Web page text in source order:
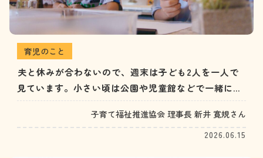
育児のこと
夫と休みが合わないので、週末は子ども2人を一人で
見ています。小さい頃は公園や児童館などで一緒に遊
べていましたが、大きくなるにつれ、どう過ごしてあ
げるのが良いのか悩んでいます。小学生男子2人のた
め、家でゲームやテレビを見ながらダラダラと過ごす
子育て福祉推進協会 理事長 新井 寛規さん
2026.06.15